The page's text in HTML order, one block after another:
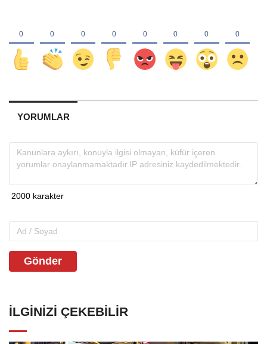
YORUMLAR
Gönder
İLGINIZI ÇEKEBILIR